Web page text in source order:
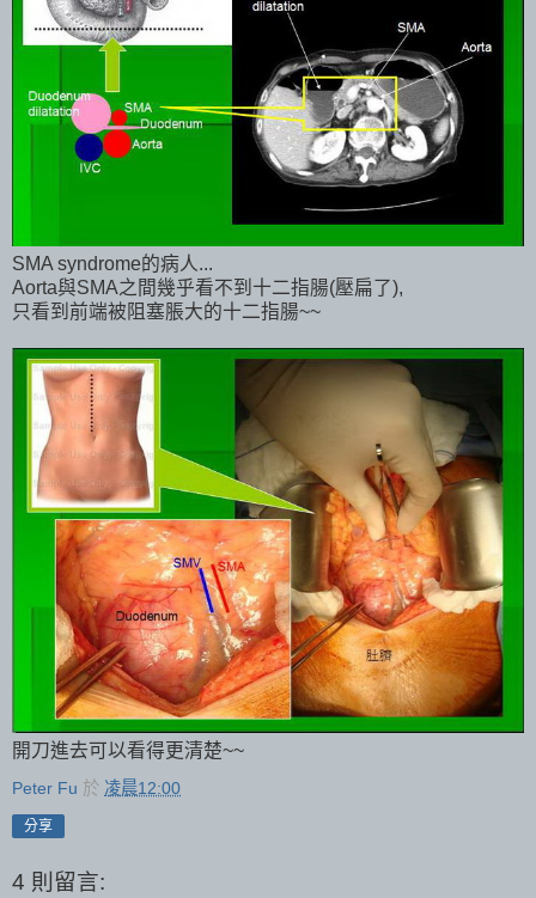
SMA syndrome的病人...
Aorta與SMA之間幾乎看不到十二指腸(壓扁了),
只看到前端被阻塞脹大的十二指腸~~
開刀進去可以看得更清楚~~
Peter Fu 於 凌晨12:00
分享
4 則留言: